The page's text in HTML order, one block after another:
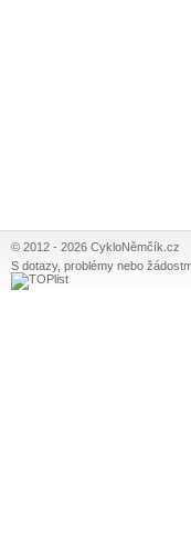
© 2012 - 2026 CykloNěmčík.cz
S dotazy, problémy nebo